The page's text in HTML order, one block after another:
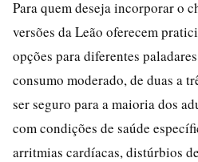
Para quem deseja incorporar o
versões da Leão oferecem
opções para diferentes
consumo moderado, de duas a
ser seguro para a maioria dos
com condições de saúde
arritmias cardíacas, distúrbios